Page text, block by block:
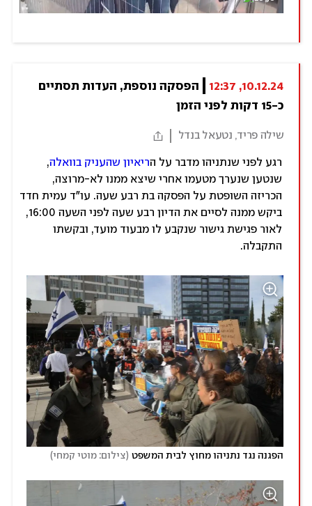
10.12.24, 12:37
כ-15 דקות לפני הזמן
שילה פריד, נטעאל בנדל
רגע לפני שנתניהו מדבר על הריאיון שהעניק בוואלה,
שנטען שנערך מטעמו אחרי שיצא ממנו לא-מרוצה,
הכריזה השופטת על הפסקה בת רבע שעה. עו"ד עמית חדד
ביקש ממנה לסיים את הדיון רבע שעה לפני השעה 16:00,
לאור פגישת גישור שנקבע לו מבעוד מועד, ובקשתו
התקבלה.
הפגנה נגד נתניהו מחוץ לבית המשפט (צילום: מוטי קמחי)